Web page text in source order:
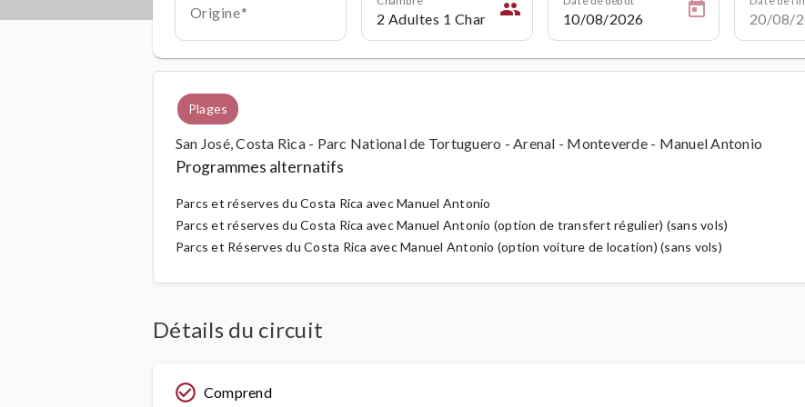
Origine people
Plages
San José, Costa Rica - Parc National de Tortuguero - Arenal - Monteverde - Manuel Antonio
Programmes alternatifs
Parcs et réserves du Costa Rica avec Manuel Antonio
Parcs et réserves du Costa Rica avec Manuel Antonio (option de transfert régulier) (sans vols)
Parcs et Réserves du Costa Rica avec Manuel Antonio (option voiture de location) (sans vols)
Détails du circuit
check_circle_outline Comprend